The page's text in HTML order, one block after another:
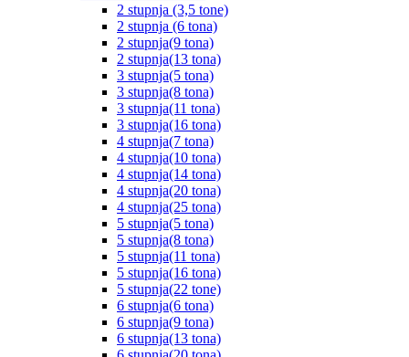
2 stupnja (3,5 tone)
2 stupnja (6 tona)
2 stupnja(9 tona)
2 stupnja(13 tona)
3 stupnja(5 tona)
3 stupnja(8 tona)
3 stupnja(11 tona)
3 stupnja(16 tona)
4 stupnja(7 tona)
4 stupnja(10 tona)
4 stupnja(14 tona)
4 stupnja(20 tona)
4 stupnja(25 tona)
5 stupnja(5 tona)
5 stupnja(8 tona)
5 stupnja(11 tona)
5 stupnja(16 tona)
5 stupnja(22 tone)
6 stupnja(6 tona)
6 stupnja(9 tona)
6 stupnja(13 tona)